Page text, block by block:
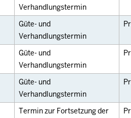
Verhandlungstermin
Güte- und
Verhandlungstermin
Güte- und
Verhandlungstermin
Güte- und
Verhandlungstermin
Termin zur Fortsetzung der